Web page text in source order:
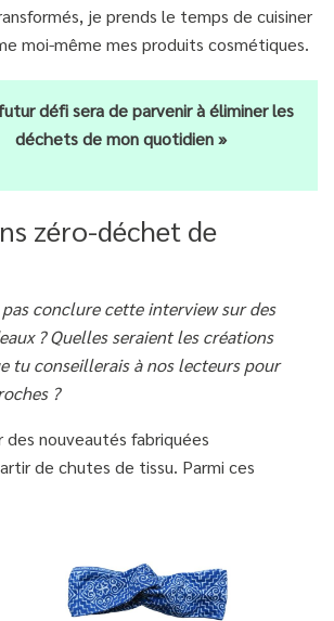
je prends le temps de cuisiner
moi-même mes produits cosmétiques.
défi sera de parvenir à éliminer les
déchets de mon quotidien »
zéro-déchet de
conclure cette interview sur des
? Quelles seraient les créations
tu conseillerais à nos lecteurs pour
?
des nouveautés fabriquées
de chutes de tissu. Parmi ces